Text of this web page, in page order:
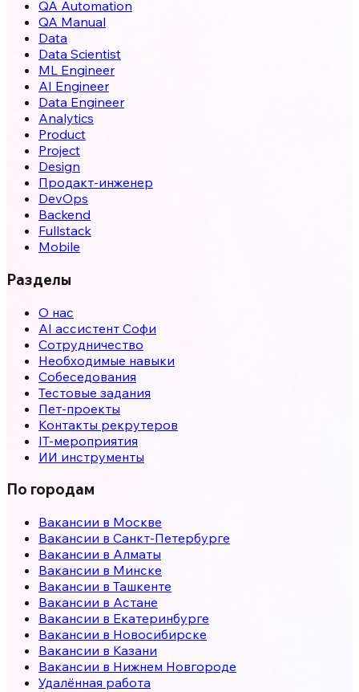
QA Automation
QA Manual
Data
Data Scientist
ML Engineer
AI Engineer
Data Engineer
Analytics
Product
Project
Design
Продакт-инженер
DevOps
Backend
Fullstack
Mobile
Разделы
О нас
AI ассистент Софи
Сотрудничество
Необходимые навыки
Собеседования
Тестовые задания
Пет-проекты
Контакты рекрутеров
IT-мероприятия
ИИ инструменты
По городам
Вакансии в Москве
Вакансии в Санкт-Петербурге
Вакансии в Алматы
Вакансии в Минске
Вакансии в Ташкенте
Вакансии в Астане
Вакансии в Екатеринбурге
Вакансии в Новосибирске
Вакансии в Казани
Вакансии в Нижнем Новгороде
Удалённая работа